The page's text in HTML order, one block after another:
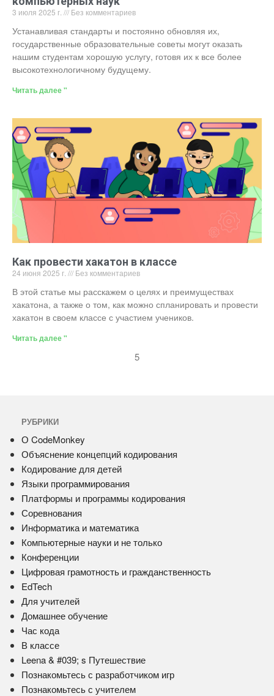
3 июля 2025 г. Без комментариев
Устанавливая стандарты и постоянно обновляя их,
государственные образовательные советы могут оказать
нашим студентам хорошую услугу, готовя их к все более
высокотехнологичному будущему.
Читать далее "
Как провести хакатон в классе
24 июня 2025 г. Без комментариев
В этой статье мы расскажем о целях и преимуществах
хакатона, а также о том, как можно спланировать и провести
хакатон в своем классе с участием учеников.
Читать далее "
5
РУБРИКИ
О CodeMonkey
Объяснение концепций кодирования
Кодирование для детей
Языки программирования
Платформы и программы кодирования
Соревнования
Информатика и математика
Компьютерные науки и не только
Конференции
Цифровая грамотность и гражданственность
EdTech
Для учителей
Домашнее обучение
Час кода
В классе
Leena & #039; s Путешествие
Познакомьтесь с разработчиком игр
Познакомьтесь с учителем